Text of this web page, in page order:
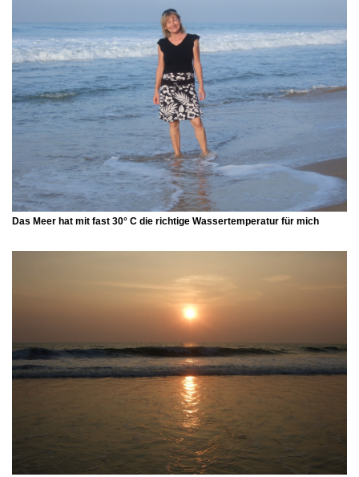
Das Meer hat mit fast 30° C die richtige Wassertemperatur für mich